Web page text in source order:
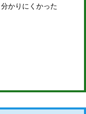
分かりにくかった